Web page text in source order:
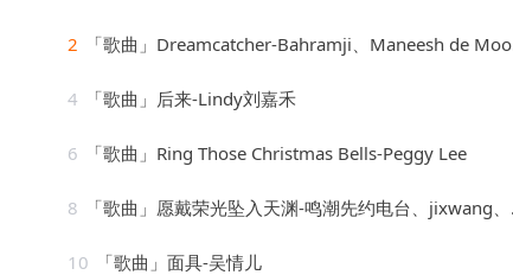
2 「歌曲」Dreamcatcher-Bahramji、Maneesh de Moor、Bashir、Zhubin Kalhor、Sudha
4 「歌曲」后来-Lindy刘嘉禾
6 「歌曲」Ring Those Christmas Bells-Peggy Lee
8 「歌曲」愿戴荣光坠入天渊-鸣潮先约电台、jixwang、VISION SOUND
10 「歌曲」面具-吴情儿